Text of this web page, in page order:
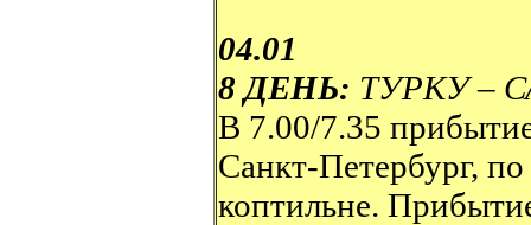
04.01
8 ДЕНЬ: ТУРКУ –
В 7.00/7.35
Санкт-Петербург,
коптильне.